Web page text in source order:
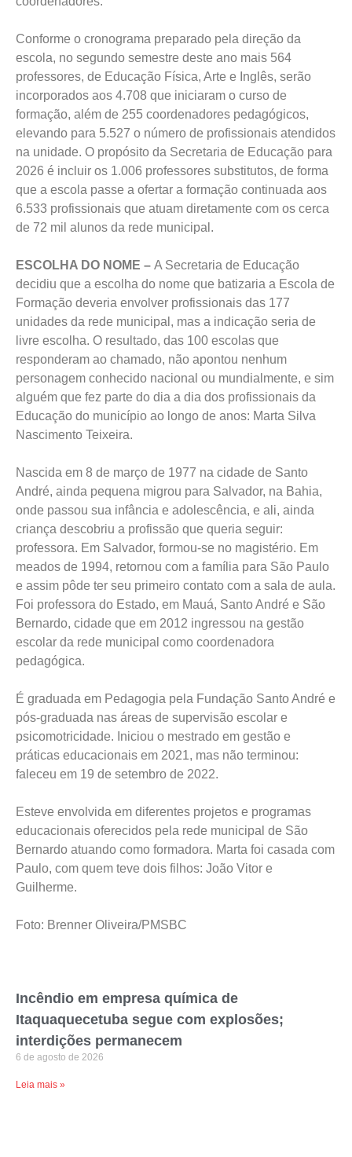
Conforme o cronograma preparado pela direção da
escola, no segundo semestre deste ano mais 564
professores, de Educação Física, Arte e Inglês, serão
incorporados aos 4.708 que iniciaram o curso de
formação, além de 255 coordenadores pedagógicos,
elevando para 5.527 o número de profissionais atendidos
na unidade. O propósito da Secretaria de Educação para
2026 é incluir os 1.006 professores substitutos, de forma
que a escola passe a ofertar a formação continuada aos
6.533 profissionais que atuam diretamente com os cerca
de 72 mil alunos da rede municipal.
ESCOLHA DO NOME – A Secretaria de Educação
decidiu que a escolha do nome que batizaria a Escola de
Formação deveria envolver profissionais das 177
unidades da rede municipal, mas a indicação seria de
livre escolha. O resultado, das 100 escolas que
responderam ao chamado, não apontou nenhum
personagem conhecido nacional ou mundialmente, e sim
alguém que fez parte do dia a dia dos profissionais da
Educação do município ao longo de anos: Marta Silva
Nascimento Teixeira.
Nascida em 8 de março de 1977 na cidade de Santo
André, ainda pequena migrou para Salvador, na Bahia,
onde passou sua infância e adolescência, e ali, ainda
criança descobriu a profissão que queria seguir:
professora. Em Salvador, formou-se no magistério. Em
meados de 1994, retornou com a família para São Paulo
e assim pôde ter seu primeiro contato com a sala de aula.
Foi professora do Estado, em Mauá, Santo André e São
Bernardo, cidade que em 2012 ingressou na gestão
escolar da rede municipal como coordenadora
pedagógica.
É graduada em Pedagogia pela Fundação Santo André e
pós-graduada nas áreas de supervisão escolar e
psicomotricidade. Iniciou o mestrado em gestão e
práticas educacionais em 2021, mas não terminou:
faleceu em 19 de setembro de 2022.
Esteve envolvida em diferentes projetos e programas
educacionais oferecidos pela rede municipal de São
Bernardo atuando como formadora. Marta foi casada com
Paulo, com quem teve dois filhos: João Vitor e
Guilherme.
Foto: Brenner Oliveira/PMSBC
Incêndio em empresa química de
Itaquaquecetuba segue com explosões;
interdições permanecem
6 de agosto de 2026
Leia mais »